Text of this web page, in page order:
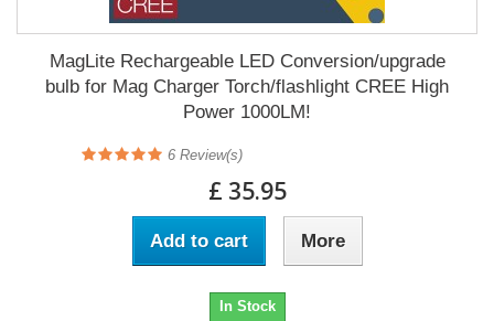
MagLite Rechargeable LED Conversion/upgrade
bulb for Mag Charger Torch/flashlight CREE High
Power 1000LM!
6 Review(s)
£ 35.95
Add to cart More
In Stock